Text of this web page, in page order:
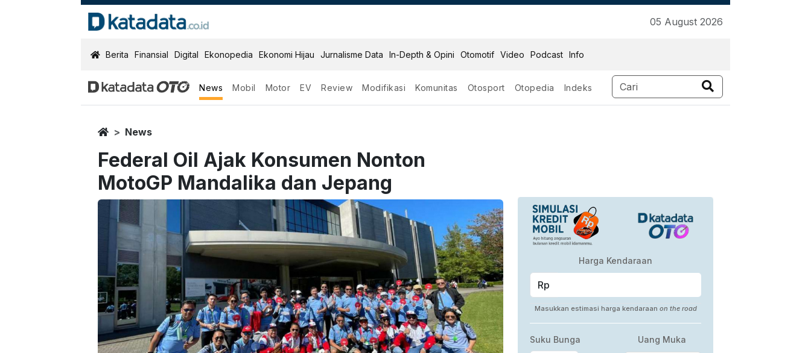
05 August 2026
KatadataOTO
Berita Finansial Digital Ekonopedia Ekonomi Hijau Jurnalisme Data In-Depth & Opini Otomotif Video Podcast Info
News Mobil Motor EV Review Modifikasi Komunitas Otosport Otopedia Indeks
HomeNews
Federal Oil Ajak Konsumen Nonton
MotoGP Mandalika dan Jepang